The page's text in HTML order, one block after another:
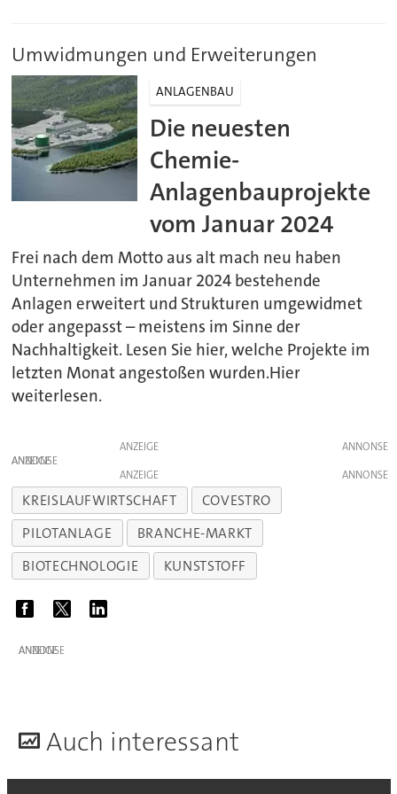
Umwidmungen und Erweiterungen
ANLAGENBAU
Die neuesten
Chemie-
Anlagenbauprojekte
vom Januar 2024
Frei nach dem Motto aus alt mach neu haben
Unternehmen im Januar 2024 bestehende
Anlagen erweitert und Strukturen umgewidmet
oder angepasst – meistens im Sinne der
Nachhaltigkeit. Lesen Sie hier, welche Projekte im
letzten Monat angestoßen wurden.Hier
weiterlesen.
ANZEIGE
ANZEIGE
ANZEIGE
KREISLAUFWIRTSCHAFT
COVESTRO
PILOTANLAGE
BRANCHE-MARKT
BIOTECHNOLOGIE
KUNSTSTOFF
ANZEIGE
Auch interessant